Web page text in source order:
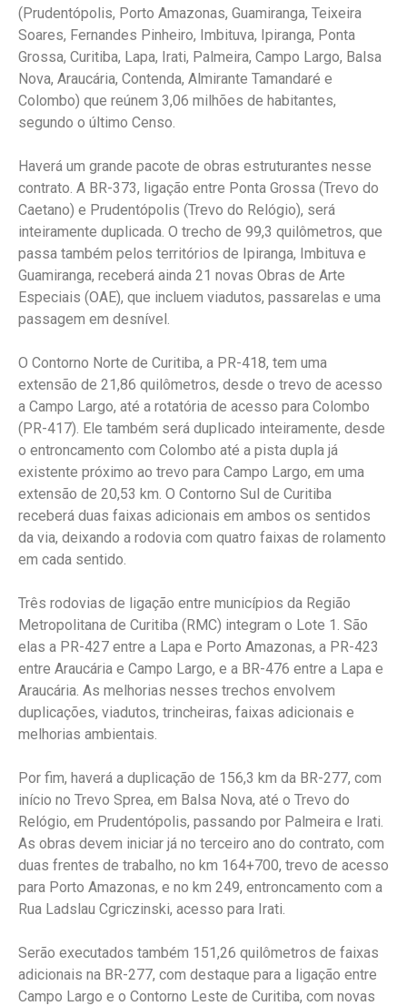
(Prudentópolis, Porto Amazonas, Guamiranga, Teixeira
Soares, Fernandes Pinheiro, Imbituva, Ipiranga, Ponta
Grossa, Curitiba, Lapa, Irati, Palmeira, Campo Largo, Balsa
Nova, Araucária, Contenda, Almirante Tamandaré e
Colombo) que reúnem 3,06 milhões de habitantes,
segundo o último Censo.
Haverá um grande pacote de obras estruturantes nesse
contrato. A BR-373, ligação entre Ponta Grossa (Trevo do
Caetano) e Prudentópolis (Trevo do Relógio), será
inteiramente duplicada. O trecho de 99,3 quilômetros, que
passa também pelos territórios de Ipiranga, Imbituva e
Guamiranga, receberá ainda 21 novas Obras de Arte
Especiais (OAE), que incluem viadutos, passarelas e uma
passagem em desnível.
O Contorno Norte de Curitiba, a PR-418, tem uma
extensão de 21,86 quilômetros, desde o trevo de acesso
a Campo Largo, até a rotatória de acesso para Colombo
(PR-417). Ele também será duplicado inteiramente, desde
o entroncamento com Colombo até a pista dupla já
existente próximo ao trevo para Campo Largo, em uma
extensão de 20,53 km. O Contorno Sul de Curitiba
receberá duas faixas adicionais em ambos os sentidos
da via, deixando a rodovia com quatro faixas de rolamento
em cada sentido.
Três rodovias de ligação entre municípios da Região
Metropolitana de Curitiba (RMC) integram o Lote 1. São
elas a PR-427 entre a Lapa e Porto Amazonas, a PR-423
entre Araucária e Campo Largo, e a BR-476 entre a Lapa e
Araucária. As melhorias nesses trechos envolvem
duplicações, viadutos, trincheiras, faixas adicionais e
melhorias ambientais.
Por fim, haverá a duplicação de 156,3 km da BR-277, com
início no Trevo Sprea, em Balsa Nova, até o Trevo do
Relógio, em Prudentópolis, passando por Palmeira e Irati.
As obras devem iniciar já no terceiro ano do contrato, com
duas frentes de trabalho, no km 164+700, trevo de acesso
para Porto Amazonas, e no km 249, entroncamento com a
Rua Ladslau Cgriczinski, acesso para Irati.
Serão executados também 151,26 quilômetros de faixas
adicionais na BR-277, com destaque para a ligação entre
Campo Largo e o Contorno Leste de Curitiba, com novas